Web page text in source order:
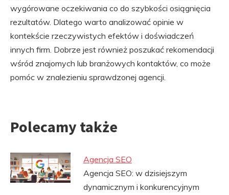
wygórowane oczekiwania co do szybkości osiągnięcia
rezultatów. Dlatego warto analizować opinie w
kontekście rzeczywistych efektów i doświadczeń
innych firm. Dobrze jest również poszukać rekomendacji
wśród znajomych lub branżowych kontaktów, co może
pomóc w znalezieniu sprawdzonej agencji.
Polecamy także
Agencja SEO
Agencja SEO: w dzisiejszym
dynamicznym i konkurencyjnym